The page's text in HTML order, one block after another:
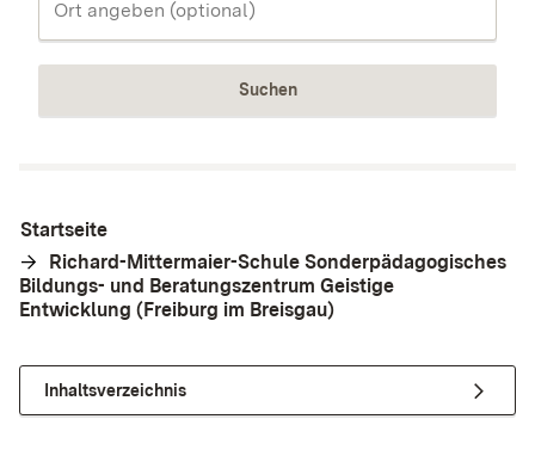
Suchen
Startseite
Richard-Mittermaier-Schule Sonderpädagogisches
Bildungs- und Beratungszentrum Geistige
Entwicklung (Freiburg im Breisgau)
Inhaltsverzeichnis